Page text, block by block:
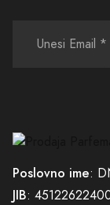
Pozivamo vas da
volimo.
Poslovno ime:
JIB: